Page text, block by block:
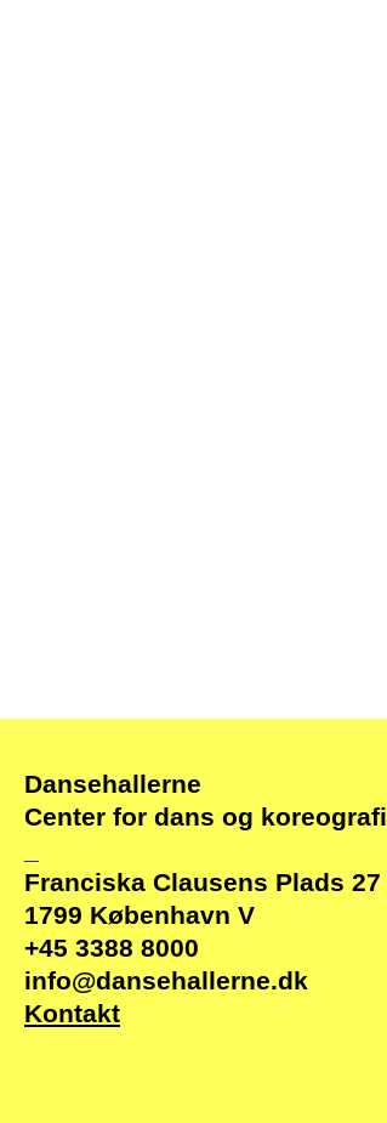
Dansehallerne
Center for dans og koreografi
Franciska Clausens Plads 27
1799 København V
+45 3388 8000
info@dansehallerne.dk
Kontakt